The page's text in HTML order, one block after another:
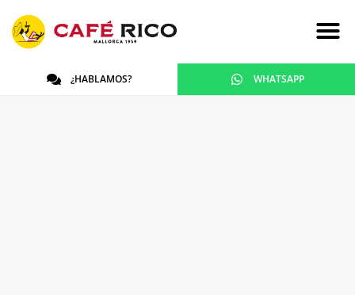
¿HABLAMOS? WHATSAPP